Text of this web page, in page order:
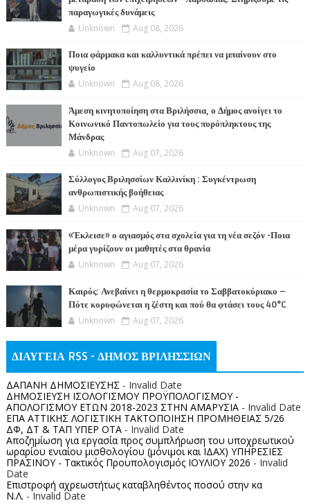
παραγωγικές δυνάμεις
Unknown Aug 08, 2026
Ποια φάρμακα και καλλυντικά πρέπει να μπαίνουν στο
ψυγείο
Unknown Aug 08, 2026
Άμεση κινητοποίηση στα Βριλήσσια, ο Δήμος ανοίγει το
Κοινωνικό Παντοπωλείο για τους πυρόπληκτους της
Μάνδρας
Unknown Aug 07, 2026
Σύλλογος Βριλησσίων Καλλινίκη : Συγκέντρωση
ανθρωπιστικής βοήθειας
Unknown Aug 07, 2026
«Έκλεισε» ο αγιασμός στα σχολεία για τη νέα σεζόν -Ποια
μέρα γυρίζουν οι μαθητές στα θρανία
Unknown Aug 07, 2026
Καιρός: Ανεβαίνει η θερμοκρασία το Σαββατοκύριακο –
Πότε κορυφώνεται η ζέστη και πού θα φτάσει τους 40°C
Unknown Aug 07, 2026
ΔΙΑΥΓΕΙΑ RSS - ΔΗΜΟΣ ΒΡΙΛΗΣΣΙΩΝ
ΔΑΠΑΝΗ ΔΗΜΟΣΙΕΥΣΗΣ - Invalid Date
ΔΗΜΟΣΙΕΥΣΗ ΙΣΟΛΟΓΙΣΜΟΥ ΠΡΟΫΠΟΛΟΓΙΣΜΟΥ -
ΑΠΟΛΟΓΙΣΜΟΥ ΕΤΩΝ 2018-2023 ΣΤΗΝ ΑΜΑΡΥΣΙΑ- Invalid Date
ΕΠΑ ΑΤΤΙΚΗΣ ΛΟΓΙΣΤΙΚΗ ΤΑΚΤΟΠΟΙΗΣΗ ΠΡΟΜΗΘΕΙΑΣ 5/26
ΔΦ, ΔΤ & ΤΑΠ ΥΠΕΡ ΟΤΑ- Invalid Date
Αποζημίωση για εργασία προς συμπλήρωση του υποχρεωτικού
ωραρίου ενιαίου μισθολογίου (μόνιμοι και ΙΔΑΧ) ΥΠΗΡΕΣΙΕΣ
ΠΡΑΣΙΝΟΥ - Τακτικός Προυπολογισμός ΙΟΥΛΙΟΥ 2026 - Invalid
Date
Επιστροφή αχρεωστήτως καταβληθέντος ποσoύ στην κα
Ν.Λ. - Invalid Date